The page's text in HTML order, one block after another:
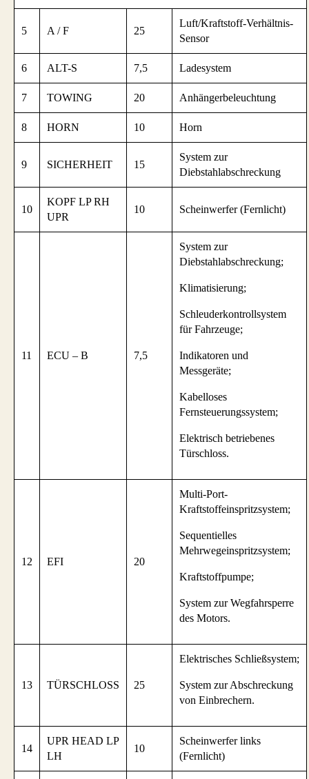
5 A / F 25
Luft/Kraftstoff-Verhältnis-
Sensor
6 ALT-S 7,5 Ladesystem
7 TOWING 20 Anhängerbeleuchtung
8 HORN 10 Horn
9 SICHERHEIT 15
System zur
Diebstahlabschreckung
10
KOPF LP RH
UPR
10 Scheinwerfer (Fernlicht)
11 ECU – B 7,5
System zur
Diebstahlabschreckung;
Klimatisierung;
Schleuderkontrollsystem
für Fahrzeuge;
Indikatoren und
Messgeräte;
Kabelloses
Fernsteuerungssystem;
Elektrisch betriebenes
Türschloss.
12 EFI 20
Multi-Port-
Kraftstoffeinspritzsystem;
Sequentielles
Mehrwegeinspritzsystem;
Kraftstoffpumpe;
System zur Wegfahrsperre
des Motors.
13 TÜRSCHLOSS 25
Elektrisches Schließsystem;
System zur Abschreckung
von Einbrechern.
14
UPR HEAD LP
LH
10
Scheinwerfer links
(Fernlicht)